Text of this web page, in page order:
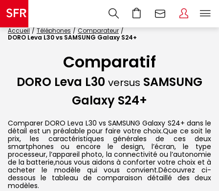
Accueil Téléphones
Comparateur
DORO Leva L30 vs SAMSUNG Galaxy S24+
Comparatif
DORO Leva L30 versus SAMSUNG
Galaxy S24+
Comparer DORO Leva L30 vs SAMSUNG Galaxy S24+ dans le
détail est un préalable pour faire votre choix.Que ce soit le
prix, les caractéristiques générales de ces deux
smartphones ou encore le design, l’écran, le type
processeur, l’appareil photo, la connectivité ou l’autonomie
de la batterie,nous vous aidons à conforter votre choix et à
acheter le modèle qui vous convient.Découvrez ci-
dessous le tableau de comparaison détaillé des deux
modèles.